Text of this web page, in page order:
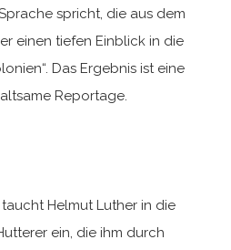
spricht, die aus dem
einen tiefen Einblick in die
Das Ergebnis ist eine
Reportage.
Helmut Luther in die
ein, die ihm durch